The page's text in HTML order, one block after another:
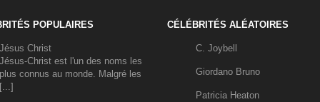
POPULAIRES
Jésus Christ
Jésus-Christ est l'un des noms les
plus connus au monde. Malgré les
[...]
CÉLÉBRITÉS ALÉATOIRES
C. Joybell
Giordano Bruno
Patricia Heaton